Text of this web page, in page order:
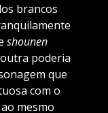
brancos
shounen
poderia
que
com o
mesmo